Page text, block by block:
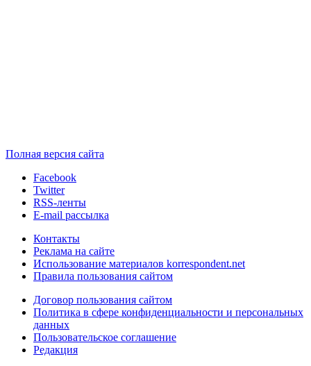
Полная версия сайта
Facebook
Twitter
RSS-ленты
E-mail рассылка
Контакты
Реклама на сайте
Использование материалов korrespondent.net
Правила пользования сайтом
Договор пользования сайтом
Политика в сфере конфиденциальности и персональных
данных
Пользовательское соглашение
Редакция